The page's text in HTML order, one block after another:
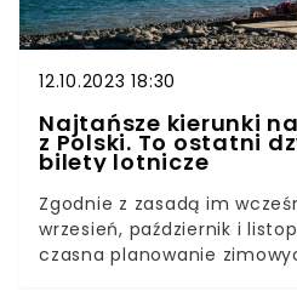
12.10.2023 18:30
Najtańsze kierunki
z Polski. To ostatni
bilety lotnicze
Zgodnie z zasadą im
wrzesień, październik i
czasna planowanie